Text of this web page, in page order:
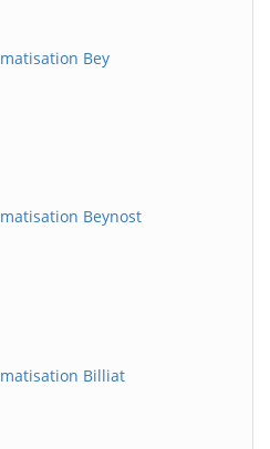
Bey
Beynost
Billiat